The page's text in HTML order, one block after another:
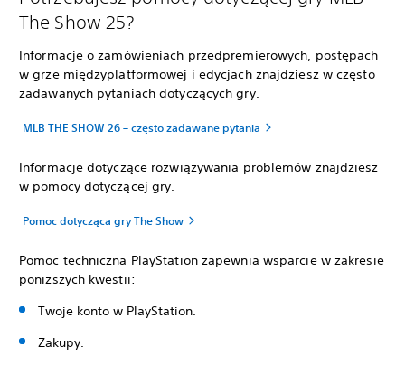
The Show 25?
Informacje o zamówieniach przedpremierowych, postępach
w grze międzyplatformowej i edycjach znajdziesz w często
zadawanych pytaniach dotyczących gry.
MLB THE SHOW 26 – często zadawane pytania
Informacje dotyczące rozwiązywania problemów znajdziesz
w pomocy dotyczącej gry.
Pomoc dotycząca gry The Show
Pomoc techniczna PlayStation zapewnia wsparcie w zakresie
poniższych kwestii:
Twoje konto w PlayStation.
Zakupy.